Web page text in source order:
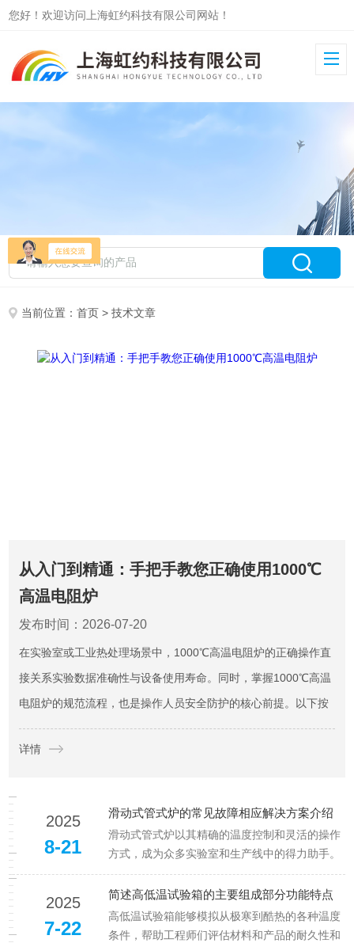
您好！欢迎访问上海虹约科技有限公司网站！
当前位置：首页 > 技术文章
从入门到精通：手把手教您正确使用1000℃
高温电阻炉
发布时间：2026-07-20
在实验室或工业热处理场景中，1000℃高温电阻炉的正确操作直
接关系实验数据准确性与设备使用寿命。同时，掌握1000℃高温
电阻炉的规范流程，也是操作人员安全防护的核心前提。以下按
序号形式梳理关键步骤，供日常作业参照。1、开机前检查确认炉
膛内无残留样品、坩埚碎片或异物，炉门密封圈完好...
详情
2025
8-21
滑动式管式炉的常见故障相应解决方案介绍
滑动式管式炉以其精确的温度控制和灵活的操作
方式，成为众多实验室和生产线中的得力助手。
为了确保每一次实验都能顺利进行，并获得准确
可靠的数据，了解并掌握滑动式管式炉的常见故
障及其解决方法显得尤为重要。本文将为您揭示
这些故障背后的秘密，并提供切实...
2025
7-22
简述高低温试验箱的主要组成部分功能特点
高低温试验箱能够模拟从极寒到酷热的各种温度
条件，帮助工程师们评估材料和产品的耐久性和